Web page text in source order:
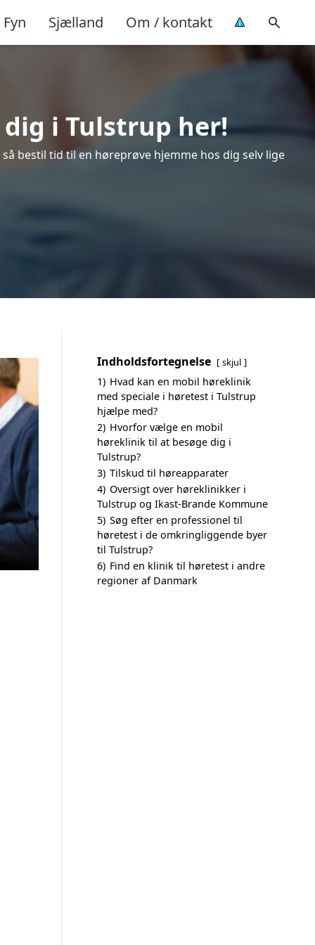
Fyn Sjælland Om / kontakt
i Tulstrup her!
bestil tid til en høreprøve hjemme hos dig selv lige
Indholdsfortegnelse skjul
1) Hvad kan en mobil høreklinik
med speciale i høretest i Tulstrup
hjælpe med?
2) Hvorfor vælge en mobil
høreklinik til at besøge dig i
Tulstrup?
3) Tilskud til høreapparater
4) Oversigt over høreklinikker i
Tulstrup og Ikast-Brande Kommune
5) Søg efter en professionel til
høretest i de omkringliggende byer
til Tulstrup?
6) Find en klinik til høretest i andre
regioner af Danmark